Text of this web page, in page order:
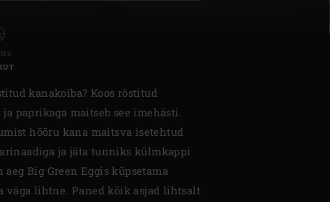
kanakoiba? Koos röstitud
paprikaga maitseb see imehästi.
hõõru kana maitsva isetehtud
ja jäta tunniks külmkappi
Big Green Eggis küpsetama
väga lihtne. Paned kõik asjad lihtsalt